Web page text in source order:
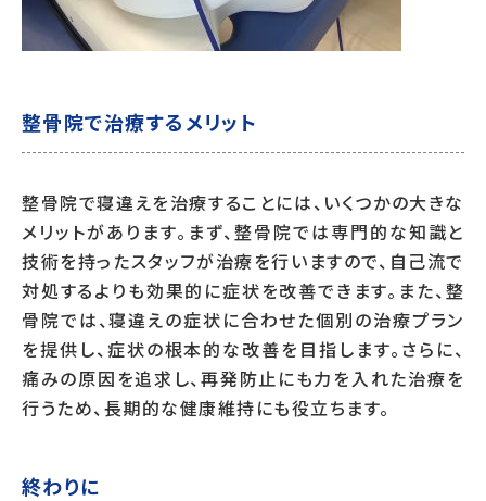
整骨院で治療するメリット
整骨院で寝違えを治療することには、いくつかの大きな
メリットがあります。まず、整骨院では専門的な知識と
技術を持ったスタッフが治療を行いますので、自己流で
対処するよりも効果的に症状を改善できます。また、整
骨院では、寝違えの症状に合わせた個別の治療プラン
を提供し、症状の根本的な改善を目指します。さらに、
痛みの原因を追求し、再発防止にも力を入れた治療を
行うため、長期的な健康維持にも役立ちます。
終わりに